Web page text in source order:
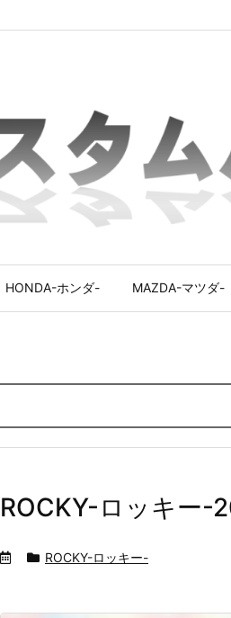
HONDA-ホンダ- MAZDA-マツダ-
ROCKY-ロッキー
ROCKY-ロッキー-